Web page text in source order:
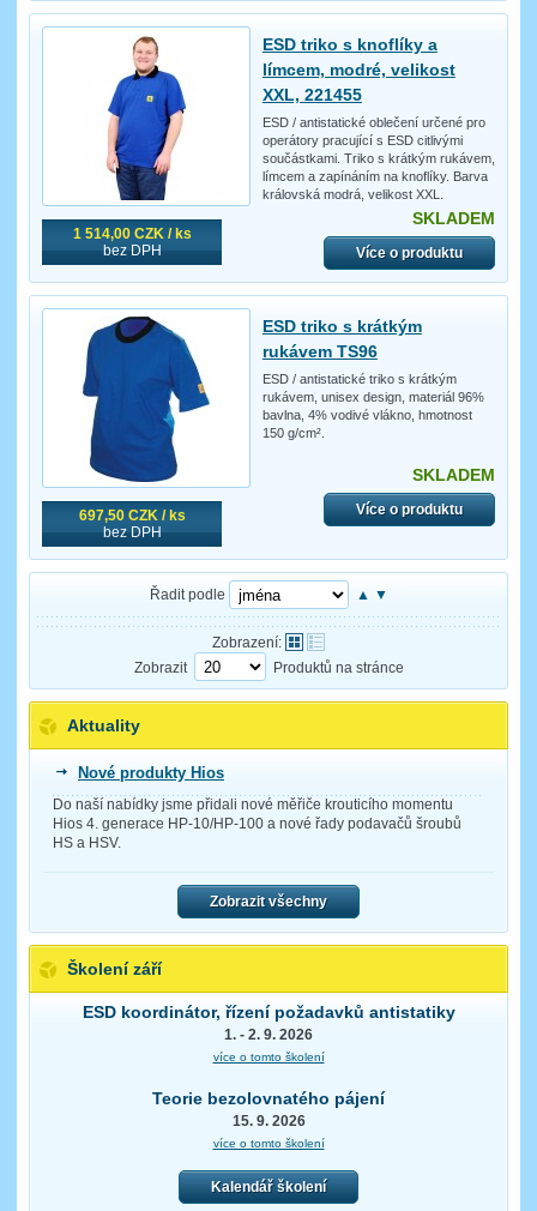
1 514,00 CZK / ks
bez DPH
ESD triko s knoflíky a
límcem, modré, velikost
XXL, 221455
ESD / antistatické oblečení určené pro
operátory pracující s ESD citlivými
součástkami. Triko s krátkým rukávem,
límcem a zapínáním na knoflíky. Barva
královská modrá, velikost XXL.
SKLADEM
Více o produktu
697,50 CZK / ks
bez DPH
ESD triko s krátkým
rukávem TS96
ESD / antistatické triko s krátkým
rukávem, unisex design, materiál 96%
bavlna, 4% vodivé vlákno, hmotnost
150 g/cm².
SKLADEM
Více o produktu
Řadit podle ▲ ▼
Zobrazení:
Zobrazit
Produktů na stránce
Aktuality
Nové produkty Hios
Do naší nabídky jsme přidali nové měřiče krouticího momentu
Hios 4. generace HP-10/HP-100 a nové řady podavačů šroubů
HS a HSV.
Zobrazit všechny
Školení září
ESD koordinátor, řízení požadavků antistatiky
1. - 2. 9. 2026
více o tomto školení
Teorie bezolovnatého pájení
15. 9. 2026
více o tomto školení
Kalendář školení